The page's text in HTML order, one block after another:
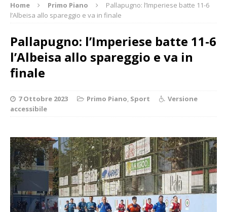
Home Primo Piano
Pallapugno: l’Imperiese batte 11-6
l’Albeisa allo spareggio e va in finale
Pallapugno: l’Imperiese batte 11-6
l’Albeisa allo spareggio e va in
finale
7 Ottobre 2023 Primo Piano, Sport
Versione
accessibile